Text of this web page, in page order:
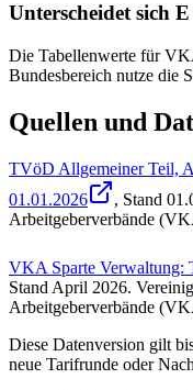
Unterscheidet sich
Die Tabellenwerte für
Bundesbereich nutze die
Quellen und
TVöD Allgemeiner Teil,
01.01.2026
, Stand
Arbeitgeberverbände
VKA Sparte Verwaltung:
Stand April 2026.
Arbeitgeberverbände
Diese Datenversion gilt
neue Tarifrunde oder